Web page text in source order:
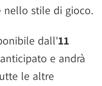
stile di gioco.
dall'11
e andrà
le altre